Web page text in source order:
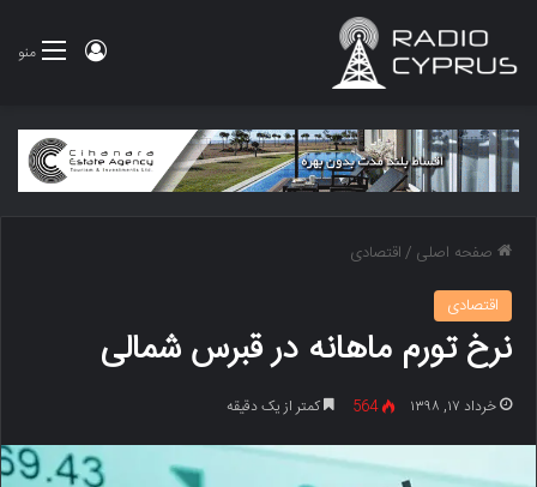
منو ورود
صفحه اصلی /اقتصادی
اقتصادی
نرخ تورم ماهانه در قبرس شمالی
خرداد ۱۷, ۱۳۹۸ 564 کمتر از یک دقیقه